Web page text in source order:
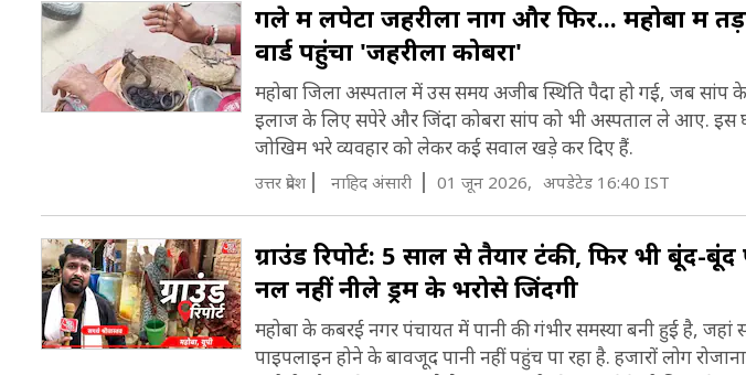
गले में लपेटा जहरीला नाग और फिर... महोबा में
वार्ड पहुंचा 'जहरीला कोबरा'
महोबा जिला अस्पताल में उस समय अजीब स्थिति पैदा हो गई, जब
इलाज के लिए सपेरे और जिंदा कोबरा सांप को भी अस्पताल ले आए. इस
जोखिम भरे व्यवहार को लेकर कई सवाल खड़े कर दिए हैं.
उत्तर प्रदेश नाह‍िद अंसारी 01 जून 2026, अपडेटेड 16:40 IST
ग्राउंड रिपोर्ट: 5 साल से तैयार टंकी, फिर भी बूंद-
नल नहीं नीले ड्रम के भरोसे जिंदगी
महोबा के कबरई नगर पंचायत में पानी की गंभीर समस्या बनी हुई है,
पाइपलाइन होने के बावजूद पानी नहीं पहुंच पा रहा है. हजारों लोग